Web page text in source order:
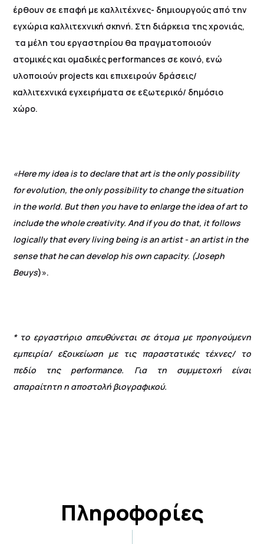
έρθουν σε επαφή με καλλιτέχνες- δημιουργούς από την
εγχώρια καλλιτεχνική σκηνή. Στη διάρκεια της χρονιάς,
τα μέλη του εργαστηρίου θα πραγματοποιούν
ατομικές και ομαδικές performances σε κοινό, ενώ
υλοποιούν projects και επιχειρούν δράσεις/
καλλιτεχνικά εγχειρήματα σε εξωτερικό/ δημόσιο
χώρο.
«Here my idea is to declare that art is the only possibility
for evolution, the only possibility to change the situation
in the world. But then you have to enlarge the idea of art to
include the whole creativity. And if you do that, it follows
logically that every living being is an artist - an artist in the
sense that he can develop his own capacity. (Joseph
Beuys)».
* το εργαστήριο απευθύνεται σε άτομα με προηγούμενη
εμπειρία/ εξοικείωση με τις παραστατικές τέχνες/ το
πεδίο της performance. Για τη συμμετοχή είναι
απαραίτητη η αποστολή βιογραφικού.
Πληροφορίες